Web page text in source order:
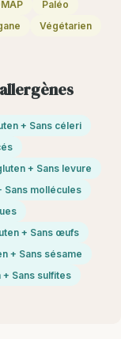
Paléo
Végétarien
+ Sans céleri
+ Sans levure
Sans mollécules
+ Sans œufs
+ Sans sésame
+ Sans sulfites